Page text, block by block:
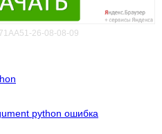
26-08-08-09
python ошибка